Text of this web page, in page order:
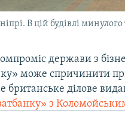
В цій будівлі
держави з
може спричинити
британське ділове
з